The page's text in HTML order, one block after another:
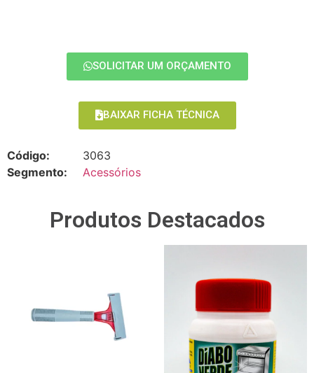
SOLICITAR UM ORÇAMENTO
BAIXAR FICHA TÉCNICA
Código:
3063
Segmento:
Acessórios
Produtos Destacados